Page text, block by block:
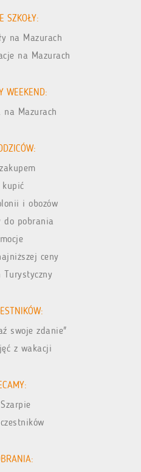
SZKOŁY:
na Mazurach
na Mazurach
WEEKEND:
na Mazurach
kupić
i obozów
do pobrania
ceny
Turystyczny
swoje zdanie"
z wakacji